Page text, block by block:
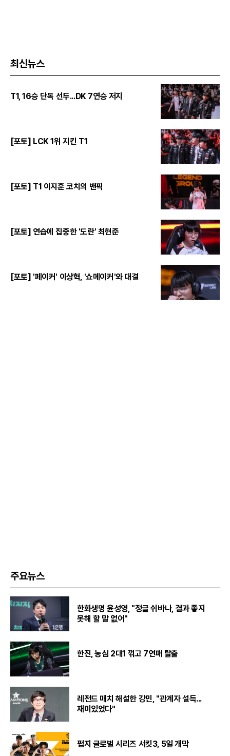
최신뉴스
T1, 16승 단독 선두...DK 7연승 저지
[포토] LCK 1위 지킨 T1
[포토] T1 이지훈 코치의 밴픽
[포토] 연습에 집중한 '도란' 최현준
[포토] '페이커' 이상혁, '쇼메이커'와 대결
주요뉴스
한화생명 윤성영, "정글 쉬바나, 결과 좋지
못해 할 말 없어"
한진, 농심 2대1 꺾고 7연패 탈출
레전드 매치 해설한 강민, "관계자 설득...
재미있었다"
펍지 글로벌 시리즈 서킷3, 5일 개막